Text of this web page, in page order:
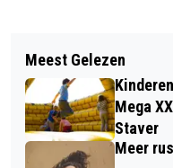
LIDL
DE EERSTE
IS EEN FEIT
Meest Gelezen
Mega
Staver
Meer